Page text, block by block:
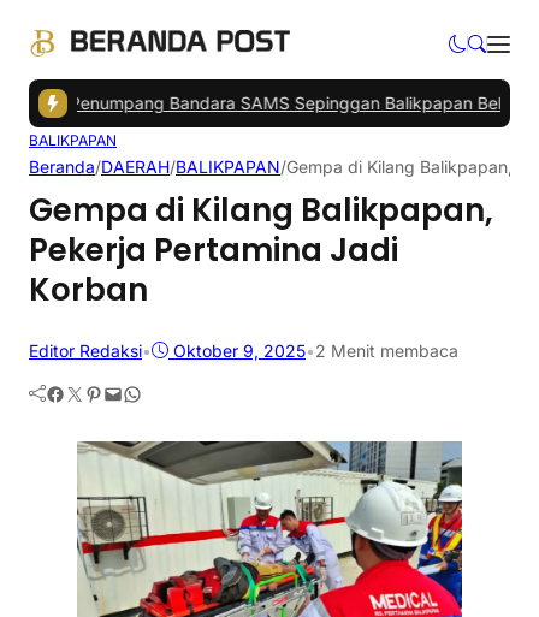
Penumpang Bandara SAMS Sepinggan Balikpapan Belum Stabil
BALIKPAPAN
Beranda/DAERAH/BALIKPAPAN/Gempa di Kilang Balikpapan,
Gempa di Kilang Balikpapan,
Pekerja Pertamina Jadi
Korban
Editor Redaksi• Oktober 9, 2025•2 Menit membaca
Facebook Twitter Pinterest Mail WhatsApp